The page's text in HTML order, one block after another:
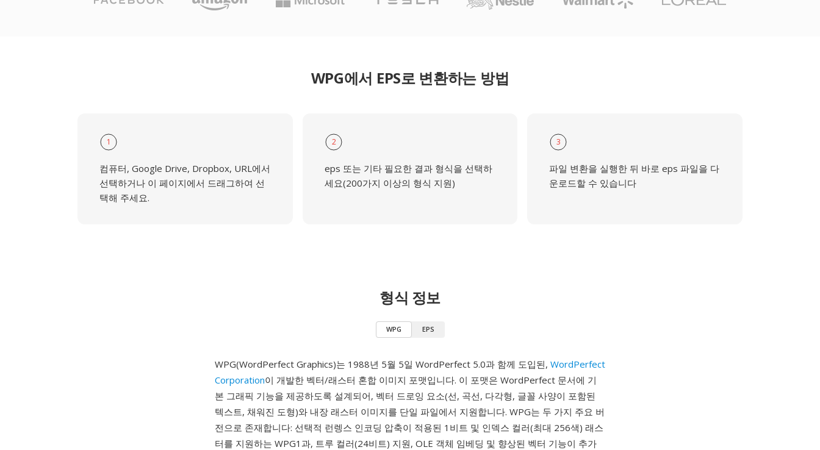
WPG에서 EPS로 변환하는 방법
1
컴퓨터, Google Drive, Dropbox, URL에서
선택하거나 이 페이지에서 드래그하여 선
택해 주세요.
2
eps 또는 기타 필요한 결과 형식을 선택하
세요(200가지 이상의 형식 지원)
3
파일 변환을 실행한 뒤 바로 eps 파일을 다
운로드할 수 있습니다
형식 정보
WPG EPS
WPG(WordPerfect Graphics)는 1988년 5월 5일 WordPerfect 5.0과 함께 도입된, WordPerfect
Corporation이 개발한 벡터/래스터 혼합 이미지 포맷입니다. 이 포맷은 WordPerfect 문서에 기
본 그래픽 기능을 제공하도록 설계되어, 벡터 드로잉 요소(선, 곡선, 다각형, 글꼴 사양이 포함된
텍스트, 채워진 도형)와 내장 래스터 이미지를 단일 파일에서 지원합니다. WPG는 두 가지 주요 버
전으로 존재합니다: 선택적 런렝스 인코딩 압축이 적용된 1비트 및 인덱스 컬러(최대 256색) 래스
터를 지원하는 WPG1과, 트루 컬러(24비트) 지원, OLE 객체 임베딩 및 향상된 벡터 기능이 추가